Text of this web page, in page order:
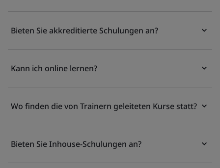
Bieten Sie akkreditierte Schulungen an?
Kann ich online lernen?
Wo finden die von Trainern geleiteten Kurse statt?
Bieten Sie Inhouse-Schulungen an?